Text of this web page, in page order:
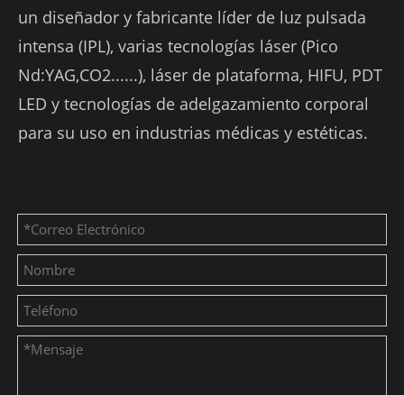
un diseñador y fabricante líder de luz pulsada
intensa (IPL), varias tecnologías láser (Pico
Nd:YAG,CO2......), láser de plataforma, HIFU, PDT
LED y tecnologías de adelgazamiento corporal
para su uso en industrias médicas y estéticas.